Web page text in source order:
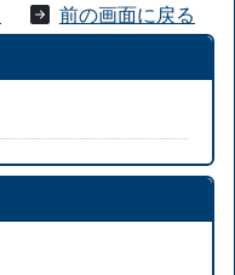
前の画面に戻る